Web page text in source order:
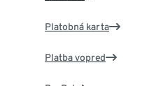
Platobná karta
Platba vopred